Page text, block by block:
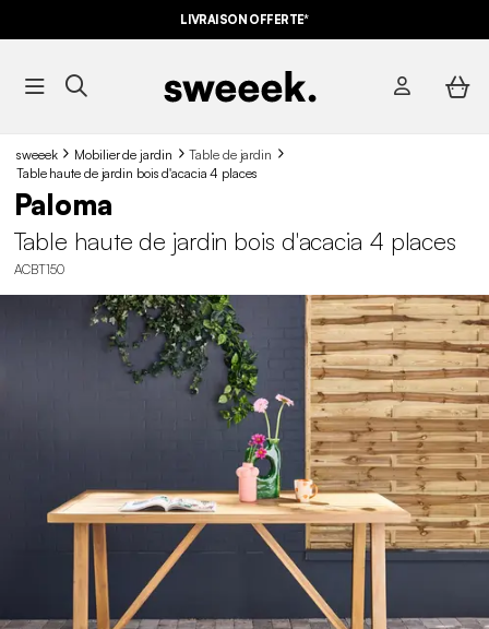
BONS PLANS* AVEC LECODE SUMMER10
LIVRAISON OFFERTE*
sweeek Mobilier de jardin
Table de jardin
Table haute de jardin bois d'acacia 4 places
Paloma
Table haute de jardin bois d'acacia 4 places
ACBT150